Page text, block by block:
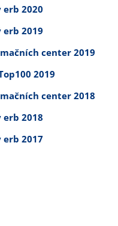
erb 2020
erb 2019
center 2019
2019
center 2018
erb 2018
erb 2017